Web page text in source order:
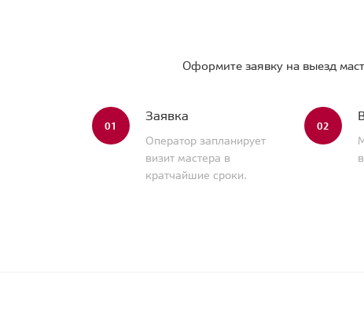
Оформите заявку на выезд
01
Заявка
Оператор запланирует
визит мастера в
кратчайшие сроки.
02